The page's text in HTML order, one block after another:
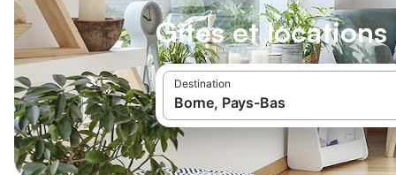
Gîtes et locations
Destination